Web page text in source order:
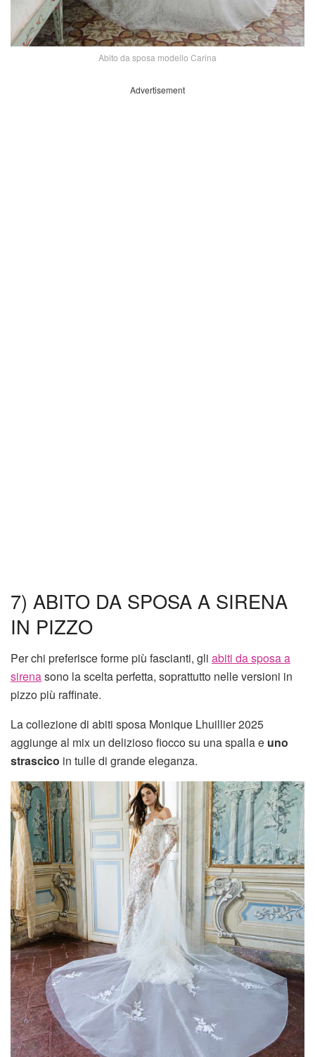
Abito da sposa modello Carina
Advertisement
7) ABITO DA SPOSA A SIRENA
IN PIZZO
Per chi preferisce forme più fascianti, gli abiti da sposa a
sirenasono la scelta perfetta, soprattutto nelle versioni in
pizzo più raffinate.
La collezione di abiti sposa Monique Lhuillier 2025
aggiunge al mix un delizioso fiocco su una spalla e uno
strascico in tulle di grande eleganza.